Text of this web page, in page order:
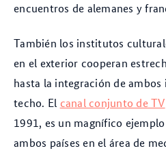
encuentros de alemanes y
También los institutos
en el exterior cooperan
hasta la integración de
techo. El canal conjunto de TV
1991, es un magnífico
ambos países en el área de